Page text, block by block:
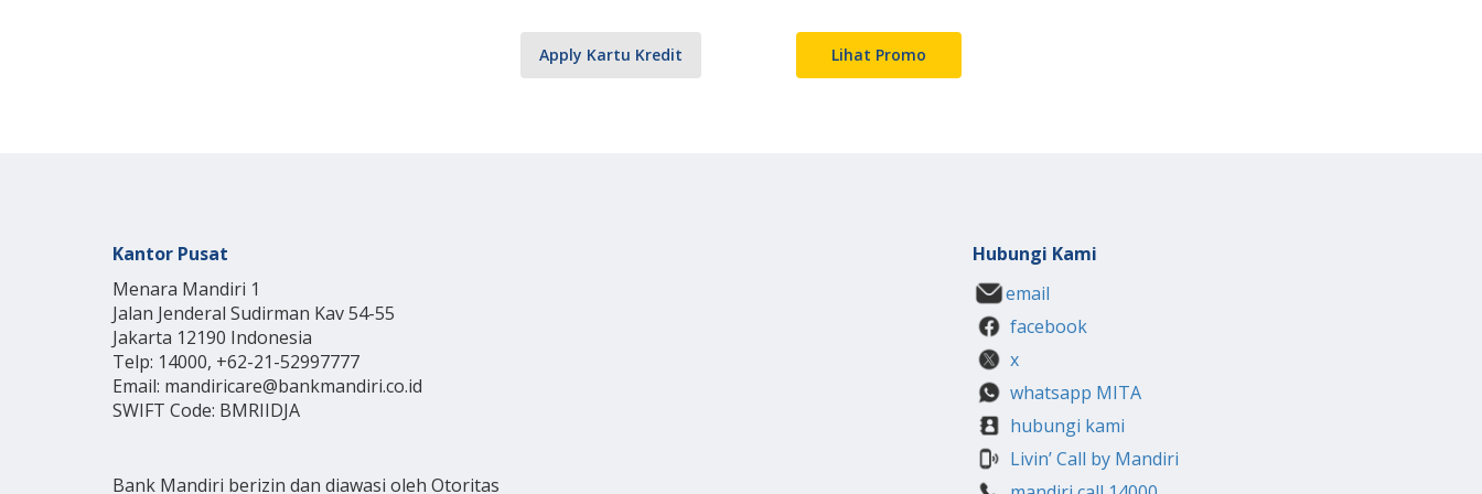
Apply Kartu Kredit Lihat Promo
Kantor Pusat
Menara Mandiri 1
Jalan Jenderal Sudirman Kav 54-55
Jakarta 12190 Indonesia
Telp: 14000, +62-21-52997777
Email: mandiricare@bankmandiri.co.id
SWIFT Code: BMRIIDJA
Bank Mandiri berizin dan diawasi oleh Otoritas
Hubungi Kami
email
facebook
x
whatsapp MITA
hubungi kami
Livin’ Call by Mandiri